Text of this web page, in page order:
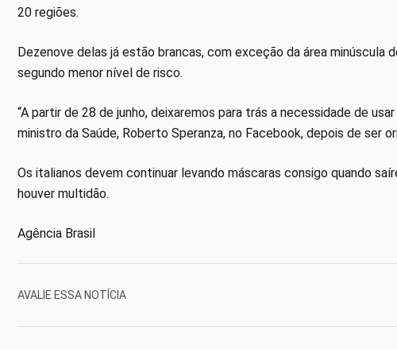
20 regiões.
Dezenove delas já estão brancas, com exceção da área minúscula
segundo menor nível de risco.
“A partir de 28 de junho, deixaremos para trás a necessidade de
ministro da Saúde, Roberto Speranza, no Facebook, depois de ser
Os italianos devem continuar levando máscaras consigo quando
houver multidão.
Agência Brasil
AVALIE ESSA NOTÍCIA